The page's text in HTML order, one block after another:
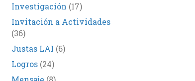
Investigación (17)
Invitación a Actividades
(36)
Justas LAI (6)
Logros(24)